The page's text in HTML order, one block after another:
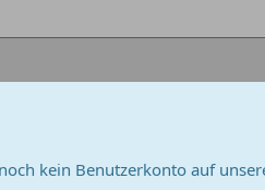
kein Benutzerkonto auf